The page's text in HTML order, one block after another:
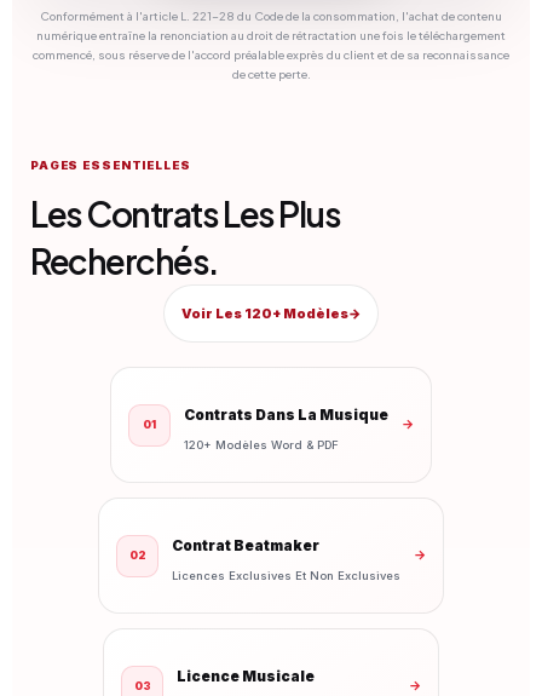
Conformément à l'article L. 221-28 du Code de la consommation, l'achat de contenu
numérique entraîne la renonciation au droit de rétractation une fois le téléchargement
commencé, sous réserve de l'accord préalable exprès du client et de sa reconnaissance
de cette perte.
PAGES ESSENTIELLES
Les Contrats Les Plus
Recherchés.
Voir Les 120+ Modèles→
01
Contrats Dans La Musique
120+ Modèles Word & PDF
→
02
Contrat Beatmaker
Licences Exclusives Et Non Exclusives
→
03
Licence Musicale
→